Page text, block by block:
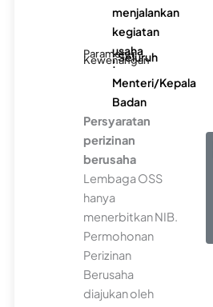
menjalankan
kegiatan
usaha
Parameter: Seluruh
Kewenangan
:
Menteri/Kepala
Badan
Persyaratan
perizinan
berusaha
Lembaga OSS
hanya
menerbitkan NIB.
Permohonan
Perizinan
Berusaha
diajukan oleh